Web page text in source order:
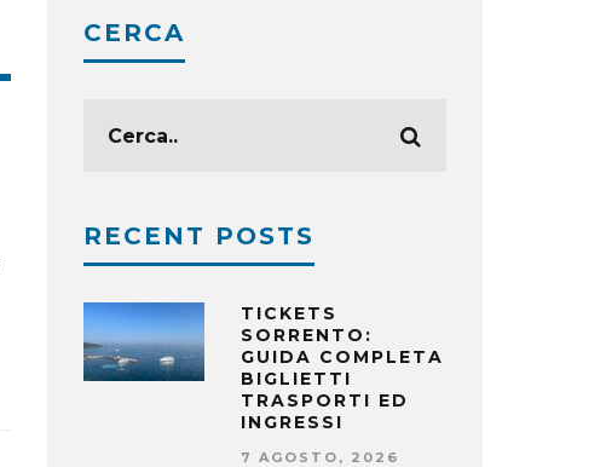
CERCA
RECENT POSTS
TICKETS
SORRENTO:
GUIDA COMPLETA
BIGLIETTI
TRASPORTI ED
INGRESSI
7 AGOSTO, 2026